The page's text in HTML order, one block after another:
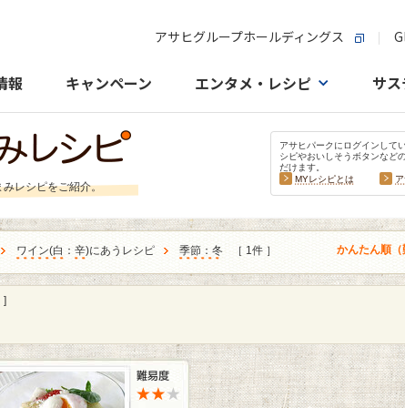
アサヒグループホールディングス
報 キャンペーン エンタメ・レシピ サ
レシピをご紹介。
アサヒパークにログインして
シピやおいしそうボタンなど
だけます。
MYレシピとは
ワイン(白 ： 辛)にあうレシピ 季節：冬 ［ 1件 ］ かんたん順（
]